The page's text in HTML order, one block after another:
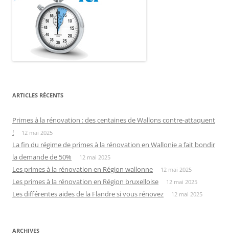
ARTICLES RÉCENTS
Primes à la rénovation : des centaines de Wallons contre-attaquent
!
12 mai 2025
La fin du régime de primes à la rénovation en Wallonie a fait bondir
la demande de 50%
12 mai 2025
Les primes à la rénovation en Région wallonne 12 mai 2025
Les primes à la rénovation en Région bruxelloise 12 mai 2025
Les différentes aides de la Flandre si vous rénovez 12 mai 2025
ARCHIVES